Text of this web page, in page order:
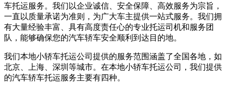
车托运服务。我们以企业诚信、安全保障、高效服务为宗旨，
一直以质量承诺为准则，为广大车主提供一站式服务。我们拥
有大量经验丰富、具有高度责任心的专业托运司机和服务团
队，能够确保您的汽车轿车安全顺利到达目的地。
我们本地小轿车托运公司提供的服务范围涵盖了全国各地，如
北京、上海、深圳等城市。在本地小轿车托运公司，我们提供
的汽车轿车托运服务主要有四种。